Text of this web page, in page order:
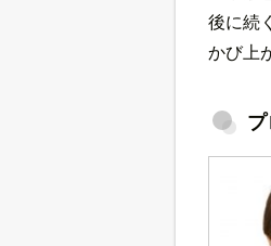
後に続
かび上